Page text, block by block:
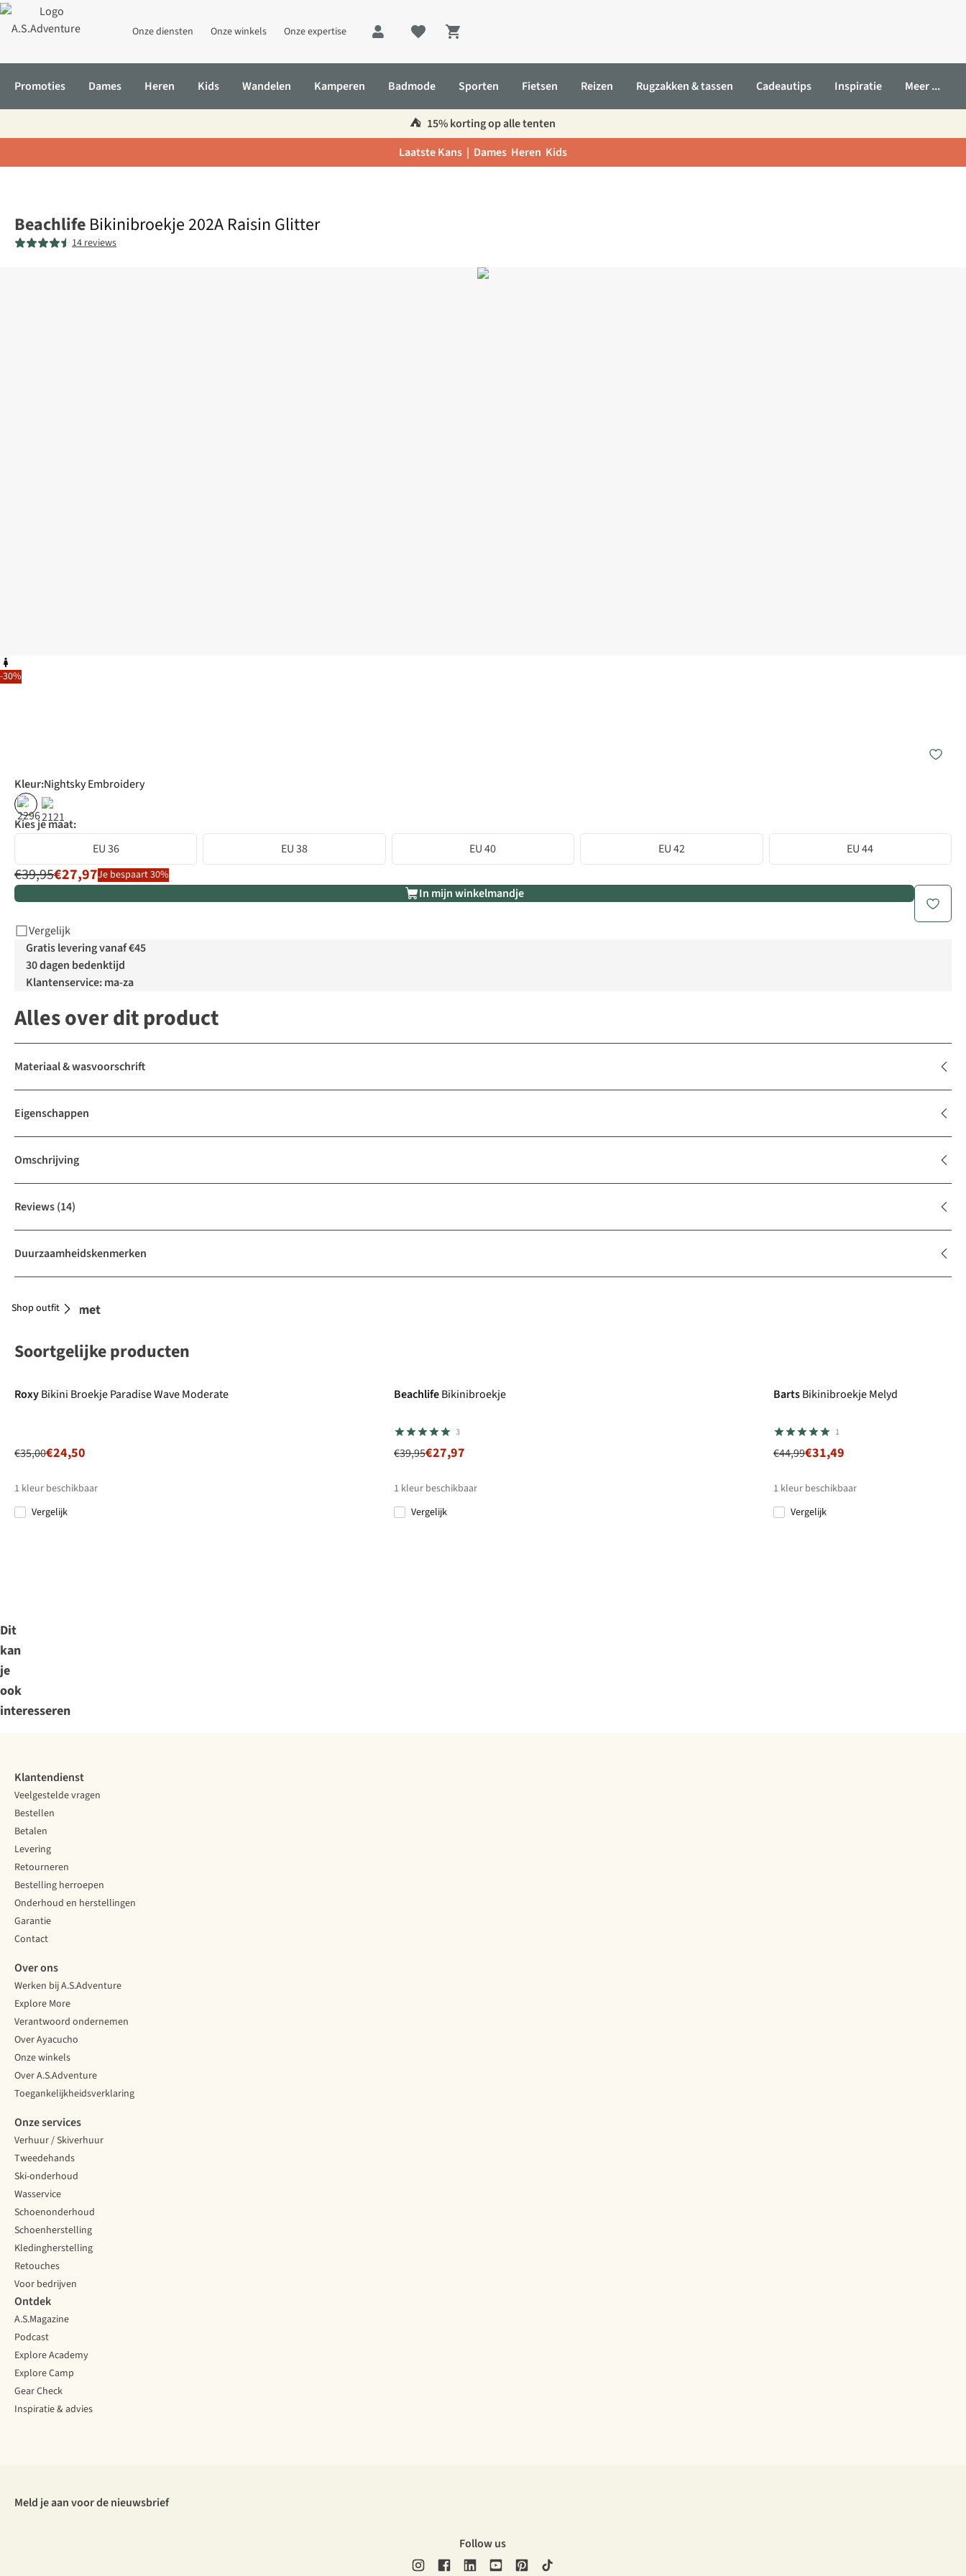
Onze diensten Onze winkels Onze expertise
Shopping cart
Promoties Dames Heren Kids Wandelen Kamperen Badmode Sporten Fietsen Reizen Rugzakken & tassen Cadeautips Inspiratie Meer ...
⛺️ 15% korting op alle tenten
Laatste Kans | Dames Heren Kids
-30%
Beachlife Bikinibroekje 202A Raisin Glitter
14 reviews
Kleur:Nightsky Embroidery
% %
Kies je maat:
EU 36
EU 38 EU 40 EU 42 EU 44
€39,95€27,97Je bespaart 30%
In mijn winkelmandje
Vergelijk
Gratis levering vanaf €45
30 dagen bedenktijd
Klantenservice: ma-za
Alles over dit product
Materiaal & wasvoorschrift
Eigenschappen
Omschrijving
Reviews(14)
Duurzaamheidskenmerken
Combineer met
Shop outfit
Soortgelijke producten
-30%
RoxyBikini Broekje Paradise Wave Moderate
€35,00€24,50
1 kleur beschikbaar
Vergelijk
BeachlifeBikinibroekje
3
€39,95€27,97
1 kleur beschikbaar
Vergelijk
BartsBikinibroekje Melyd
1
€44,99€31,49
1 kleur beschikbaar
Vergelijk
Dit
kan
je
ook
interesseren
Klantendienst
Veelgestelde vragen
Bestellen
Betalen
Levering
Retourneren
Bestelling herroepen
Onderhoud en herstellingen
Garantie
Contact
Over ons
Werken bij A.S.Adventure
Explore More
Verantwoord ondernemen
Over Ayacucho
Onze winkels
Over A.S.Adventure
Toegankelijkheidsverklaring
Onze services
Verhuur / Skiverhuur
Tweedehands
Ski-onderhoud
Wasservice
Schoenonderhoud
Schoenherstelling
Kledingherstelling
Retouches
Voor bedrijven
Ontdek
A.S.Magazine
Podcast
Explore Academy
Explore Camp
Gear Check
Inspiratie & advies
Meld je aan voor de nieuwsbrief
Follow us